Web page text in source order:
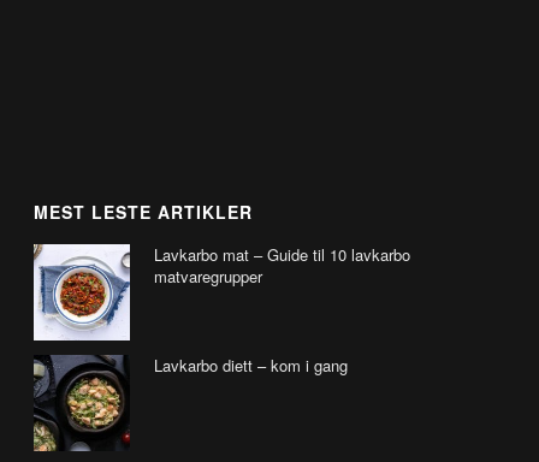
MEST LESTE ARTIKLER
Lavkarbo mat – Guide til 10 lavkarbo
matvaregrupper
Lavkarbo diett – kom i gang